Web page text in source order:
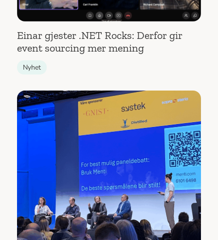
Einar gjester .NET Rocks: Derfor gir
event sourcing mer mening
Nyhet